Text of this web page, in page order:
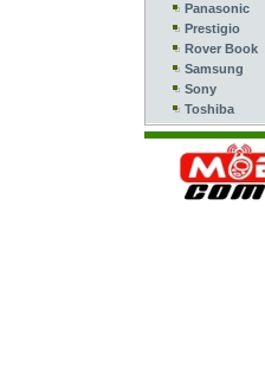
Panasonic
Prestigio
Rover Book
Samsung
Sony
Toshiba